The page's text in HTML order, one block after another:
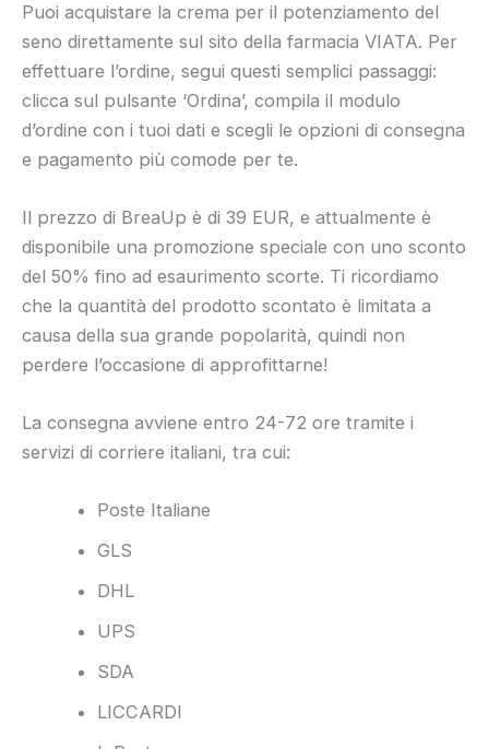
Puoi acquistare la crema per il potenziamento del
seno direttamente sul sito della farmacia VIATA. Per
effettuare l’ordine, segui questi semplici passaggi:
clicca sul pulsante ‘Ordina’, compila il modulo
d’ordine con i tuoi dati e scegli le opzioni di consegna
e pagamento più comode per te.
Il prezzo di BreaUp è di 39 EUR, e attualmente è
disponibile una promozione speciale con uno sconto
del 50% fino ad esaurimento scorte. Ti ricordiamo
che la quantità del prodotto scontato è limitata a
causa della sua grande popolarità, quindi non
perdere l’occasione di approfittarne!
La consegna avviene entro 24-72 ore tramite i
servizi di corriere italiani, tra cui:
Poste Italiane
GLS
DHL
UPS
SDA
LICCARDI